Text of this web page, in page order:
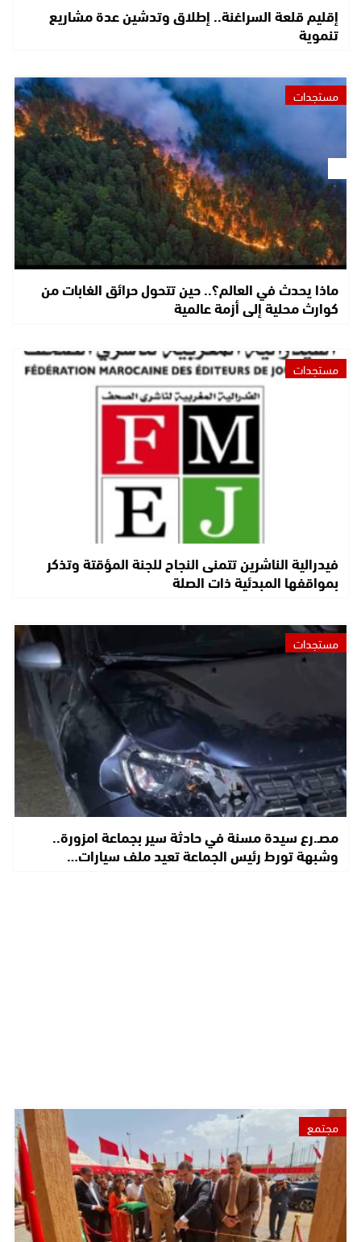
إقليم قلعة السراغنة.. إطلاق وتدشين عدة مشاريع
تنموية
مستجدات
ماذا يحدث في العالم؟.. حين تتحول حرائق الغابات من
كوارث محلية إلى أزمة عالمية
مستجدات
فيدرالية الناشرين تتمنى النجاح للجنة المؤقتة وتذكر
بمواقفها المبدئية ذات الصلة
مستجدات
مصـ.رع سيدة مسنة في حادثة سير بجماعة امزورة..
وشبهة تورط رئيس الجماعة تعيد ملف سيارات…
مجتمع